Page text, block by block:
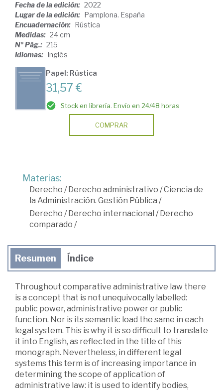
Fecha de la edición: 2022
Lugar de la edición: Pamplona. España
Encuadernación: Rústica
Medidas: 24 cm
Nº Pág.: 215
Idiomas: Inglés
Papel: Rústica
31,57 €
Stock en librería. Envío en 24/48 horas
COMPRAR
Materias:
Derecho / Derecho administrativo /Ciencia de
la Administración. Gestión Pública /
Derecho / Derecho internacional / Derecho
comparado /
Resumen Índice
Throughout comparative administrative law there
is a concept that is not unequivocally labelled:
public power, administrative power or public
function. Nor is its semantic load the same in each
legal system. This is why it is so difficult to translate
it into English, as reflected in the title of this
monograph. Nevertheless, in different legal
systems this term is of increasing importance in
determining the scope of application of
administrative law: it is used to identify bodies,